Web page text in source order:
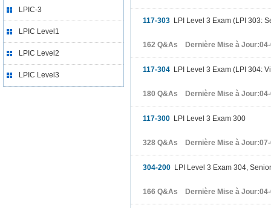
LPIC-3
LPIC Level1
LPIC Level2
LPIC Level3
117-303 LPI Level 3 Exam (LPI 303:
162 Q&As Dernière Mise à Jour:04-
117-304 LPI Level 3 Exam (LPI 304:
180 Q&As Dernière Mise à Jour:04-
117-300 LPI Level 3 Exam 300
328 Q&As Dernière Mise à Jour:07-
304-200 LPI Level 3 Exam 304,
166 Q&As Dernière Mise à Jour:04-